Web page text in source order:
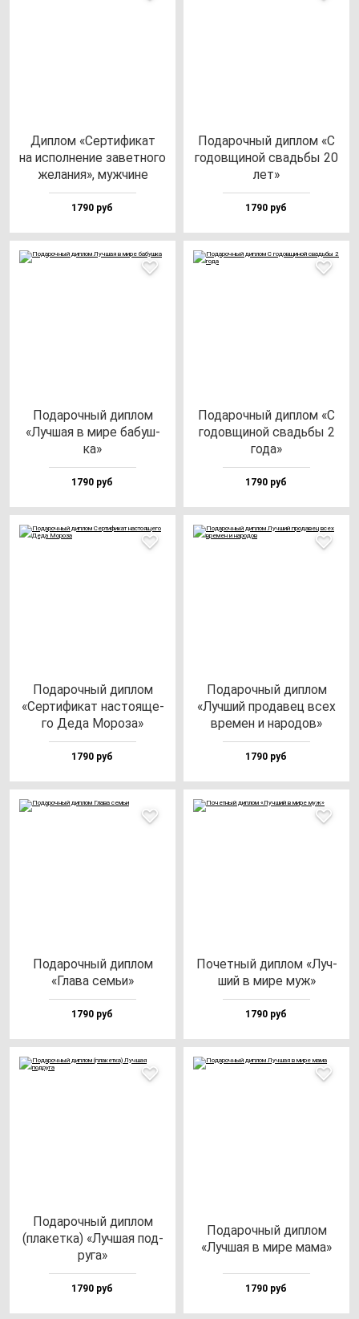
Дип­лом «Сер­ти­фи­кат
на ис­пол­не­ние за­вет­но­го
же­ла­ния», муж­чи­не
1790 руб
Пода­роч­ный дип­лом «С
го­дов­щи­ной свадь­бы 20
лет»
1790 руб
Пода­роч­ный дип­лом
«Луч­шая в ми­ре ба­буш­
ка»
1790 руб
Пода­роч­ный дип­лом «С
го­дов­щи­ной свадь­бы 2
го­да»
1790 руб
Пода­роч­ный дип­лом
«Сер­ти­фи­кат нас­то­яще­
го Деда Моро­за»
1790 руб
Пода­роч­ный дип­лом
«Луч­ший про­да­вец всех
вре­мен и на­ро­дов»
1790 руб
Пода­роч­ный дип­лом
«Гла­ва семьи»
1790 руб
Почет­ный дип­лом «Луч­
ший в ми­ре муж»
1790 руб
Пода­роч­ный дип­лом
(пла­кет­ка) «Луч­шая под­
ру­га»
1790 руб
Пода­роч­ный дип­лом
«Луч­шая в ми­ре ма­ма»
1790 руб